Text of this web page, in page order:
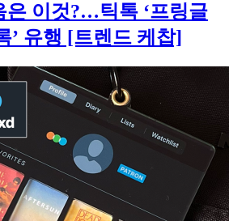
은 이것?…틱톡 ‘프링글
’ 유행 [트렌드 케찹]